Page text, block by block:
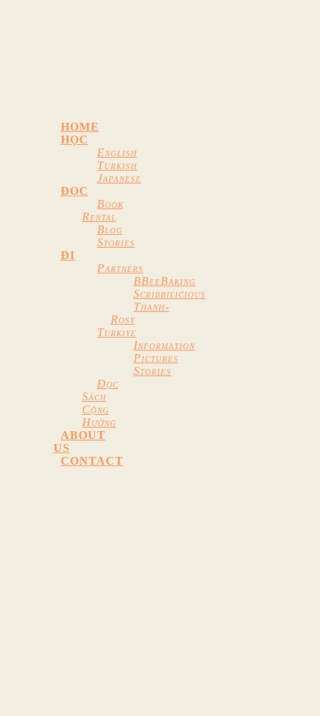
HOME
HỌC
English
Turkish
Japanese
ĐỌC
Book
Rental
Blog
Stories
ĐI
Partners
BBeeBaking
Scribbilicious
Thanh-
Rosy
Turkiye
Informatıon
Pictures
Stories
Đọc
Sách
Cộng
Hưởng
ABOUT
US
CONTACT